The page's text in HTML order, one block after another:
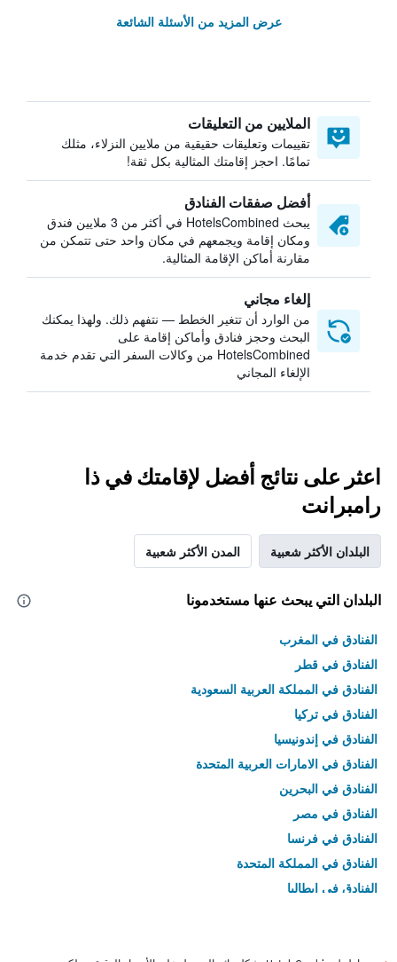
عرض المزيد من الأسئلة الشائعة
الملايين من التعليقات
تقييمات وتعليقات حقيقية من ملايين النزلاء، مثلك
تمامًا. احجز إقامتك المثالية بكل ثقة!
أفضل صفقات الفنادق
يبحث HotelsCombined في أكثر من 3 ملايين فندق
ومكان إقامة ويجمعهم في مكان واحد حتى تتمكن من
مقارنة أماكن الإقامة المثالية.
إلغاء مجاني
من الوارد أن تتغير الخطط — نتفهم ذلك. ولهذا يمكنك
البحث وحجز فنادق وأماكن إقامة على
HotelsCombined من وكالات السفر التي تقدم خدمة
الإلغاء المجاني
اعثر على نتائج أفضل لإقامتك في ذا
رامبرانت
البلدان الأكثر شعبية المدن الأكثر شعبية
البلدان التي يبحث عنها مستخدمونا
الفنادق في المغرب
الفنادق في قطر
الفنادق في المملكة العربية السعودية
الفنادق في تركيا
الفنادق في إندونيسيا
الفنادق في الامارات العربية المتحدة
الفنادق في البحرين
الفنادق في مصر
الفنادق في فرنسا
الفنادق في المملكة المتحدة
الفنادق في إيطاليا